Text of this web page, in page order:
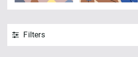
Filters